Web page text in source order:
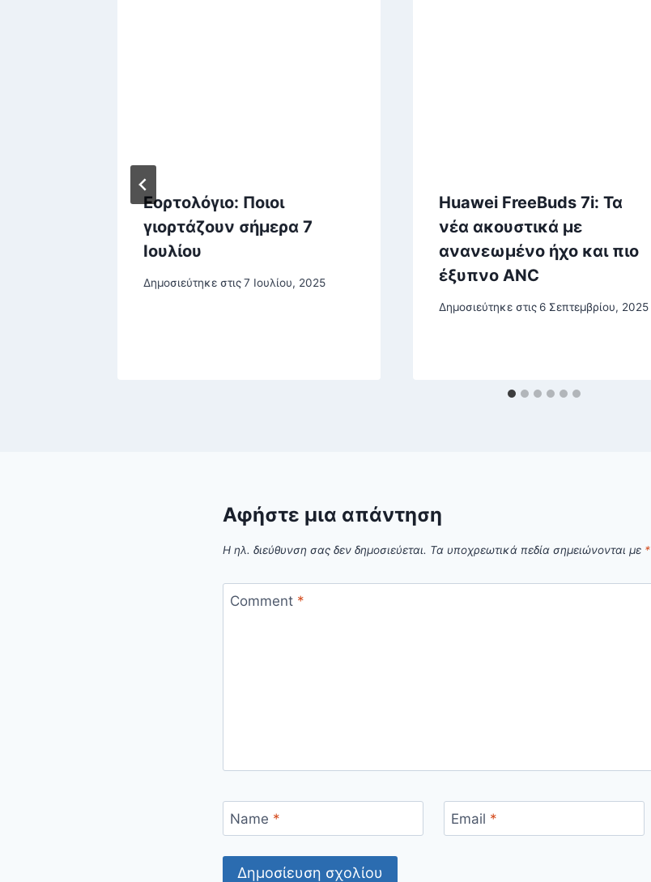
Εορτολόγιο: Ποιοι
γιορτάζουν σήμερα 7
Ιουλίου
Δημοσιεύτηκε στις7 Ιουλίου, 2025
Huawei FreeBuds 7i: Τα
νέα ακουστικά με
ανανεωμένο ήχο και πιο
έξυπνο ANC
Δημοσιεύτηκε στις 6 Σεπτεμβρίου, 2025
Αφήστε μια απάντηση
Η ηλ. διεύθυνση σας δεν δημοσιεύεται. Τα υποχρεωτικά πεδία σημειώνονται με *
Comment *
Name * Email *